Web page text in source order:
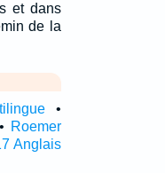
et dans
de la
•
Roemer
Anglais